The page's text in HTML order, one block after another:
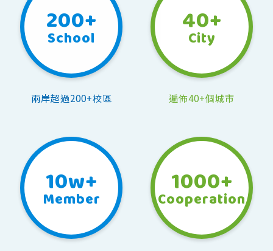
200+
School
兩岸超過200+校區
40+
City
遍佈40+個城市
10w+
Member 1000+
Cooperation